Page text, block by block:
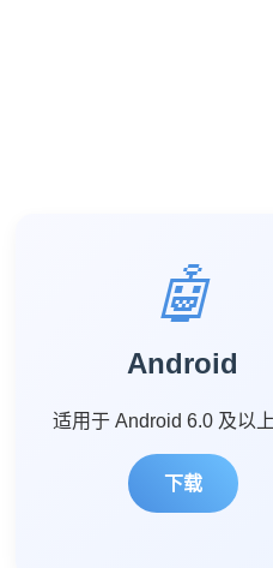
🤖
Android
适用于 Android 6.0 及以
下载